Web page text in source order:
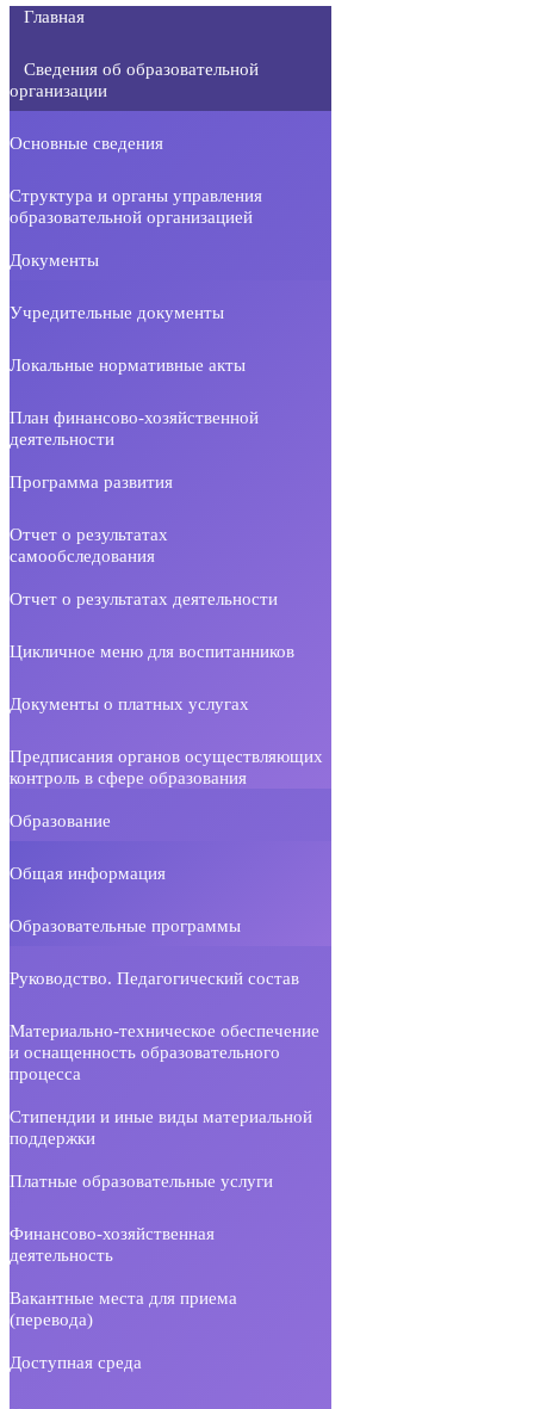
Главная
Сведения об образовательной
организации
Основные сведения
Структура и органы управления
образовательной организацией
Документы
Учредительные документы
Локальные нормативные акты
План финансово-хозяйственной
деятельности
Программа развития
Отчет о результатах
самообследования
Отчет о результатах деятельности
Цикличное меню для воспитанников
Документы о платных услугах
Предписания органов осуществляющих
контроль в сфере образования
Образование
Общая информация
Образовательные программы
Руководство. Педагогический состав
Материально-техническое обеспечение
и оснащенность образовательного
процесса
Стипендии и иные виды материальной
поддержки
Платные образовательные услуги
Финансово-хозяйственная
деятельность
Вакантные места для приема
(перевода)
Доступная среда